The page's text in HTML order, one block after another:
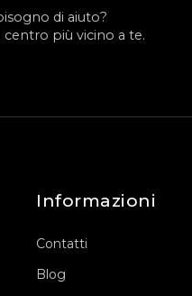
di aiuto?
centro più vicino a te.
Informazioni
Contatti
Blog